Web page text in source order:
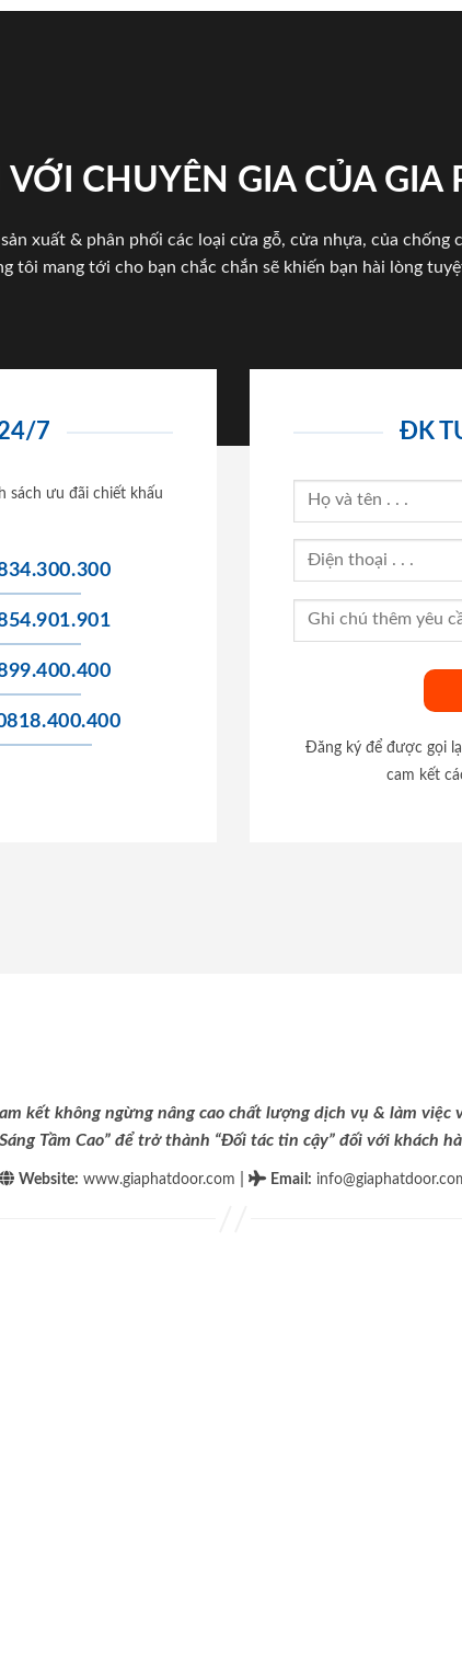
VỚI CHUYÊN GIA CỦA GIA
xuất & phân phối các loại cửa gỗ, cửa nhựa, của
tôi mang tới cho bạn chắc chắn sẽ khiến bạn hài lòng
7
sách ưu đãi chiết khấu
ĐK
Đăng ký để được gọi
cam kết
kết không ngừng nâng cao chất lượng dịch vụ & làm việc
Tầm Cao” để trở thành “Đối tác tin cậy” đối với khách
Website: www.giaphatdoor.com Email :